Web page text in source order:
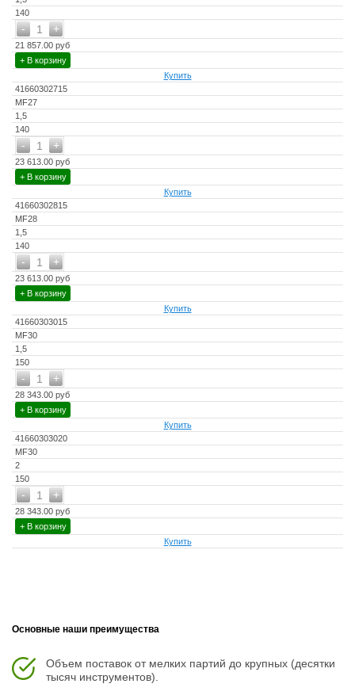
140
+
- 1
21 857.00 руб
+ В корзину
Купить
41660302715
MF27
1,5
140
+
- 1
23 613.00 руб
+ В корзину
Купить
41660302815
MF28
1,5
140
+
- 1
23 613.00 руб
+ В корзину
Купить
41660303015
MF30
1,5
150
+
- 1
28 343.00 руб
+ В корзину
Купить
41660303020
MF30
2
150
+
- 1
28 343.00 руб
+ В корзину
Купить
Основные наши преимущества
Объем поставок от мелких партий до крупных (десятки
тысяч инструментов).